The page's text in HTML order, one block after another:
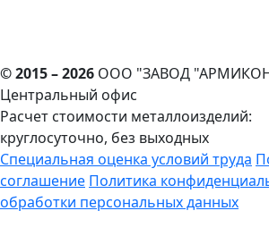
© 2015 – 2026 ООО "ЗАВОД
Центральный офис
Расчет стоимости металлоизделий:
круглосуточно, без выходных
Cпециальная оценка условий труда
соглашение Политика
обработки персональных данных